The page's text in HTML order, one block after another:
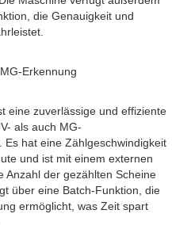
die Genauigkeit und
Erkennung
eine zuverlässige und effiziente
als auch MG-
hat eine Zählgeschwindigkeit
und ist mit einem externen
Anzahl der gezählten Scheine
über eine Batch-Funktion, die
ermöglicht, was Zeit spart